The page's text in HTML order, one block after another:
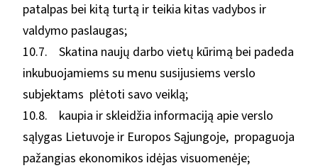
patalpas bei kitą turtą ir teikia kitas vadybos ir
valdymo paslaugas;
10.7. Skatina naujų darbo vietų kūrimą bei padeda
inkubuojamiems su menu susijusiems verslo
subjektams plėtoti savo veiklą;
10.8. kaupia ir skleidžia informaciją apie verslo
sąlygas Lietuvoje ir Europos Sąjungoje, propaguoja
pažangias ekonomikos idėjas visuomenėje;